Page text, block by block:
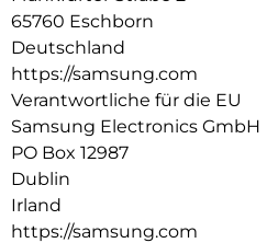
deine Bild- und Videobearbeitung
Galaxy AI-Funktionen und Google
auch volle AI-Power für deine
über die Batterielaufzeit deines
so gut wie keine Gedanken
ermöglicht dir, dass du jeden
Smartphone genießen kannst.
65760 Eschborn
Deutschland
https://samsung.com
Verantwortliche für die EU
Samsung Electronics GmbH
PO Box 12987
Dublin
Irland
https://samsung.com